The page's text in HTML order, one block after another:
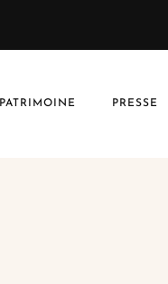
PATRIMOINE PRESSE